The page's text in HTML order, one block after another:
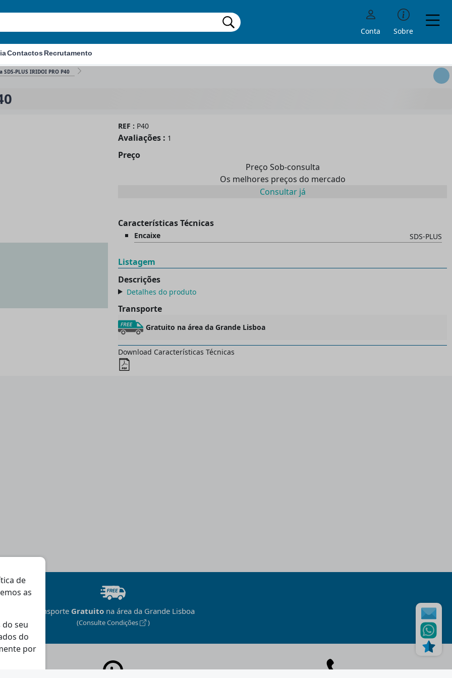
Conta Sobre
Contactos Recrutamento
SDS-PLUS IRIDOI PRO P40
REF : P40
Avaliações : 1
Preço
Preço Sob-consulta
Os melhores preços do mercado
Consultar já
Características Técnicas
Encaixe SDS-PLUS
Listagem
Descrições
Detalhes do produto
Transporte
Gratuito na área da Grande Lisboa
Download Características Técnicas
de
as
do seu
do
por
Transporte Gratuitona área da Grande Lisboa
(Consulte Condições )